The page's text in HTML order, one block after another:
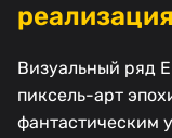
Визуальный ряд
пиксель-арт
фантастическим